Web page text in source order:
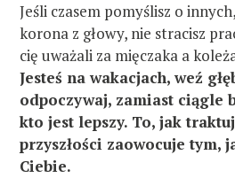
Jeśli czasem pomyślisz o
korona z głowy, nie stracisz
cię uważali za mięczaka a
Jesteś na wakacjach, weź
odpoczywaj, zamiast ciągle
kto jest lepszy. To, jak
przyszłości zaowocuje tym,
Ciebie.